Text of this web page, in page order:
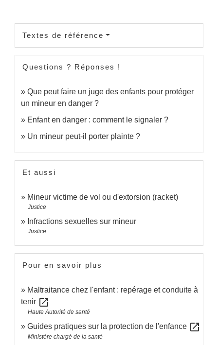
Textes de référence
Questions ? Réponses !
Que peut faire un juge des enfants pour protéger
un mineur en danger ?
Enfant en danger : comment le signaler ?
Un mineur peut-il porter plainte ?
Et aussi
Mineur victime de vol ou d'extorsion (racket)
Justice
Infractions sexuelles sur mineur
Justice
Pour en savoir plus
Maltraitance chez l'enfant : repérage et conduite à
tenir open_in_new
Haute Autorité de santé
Guides pratiques sur la protection de l'enfance open_in_new
Ministère chargé de la santé